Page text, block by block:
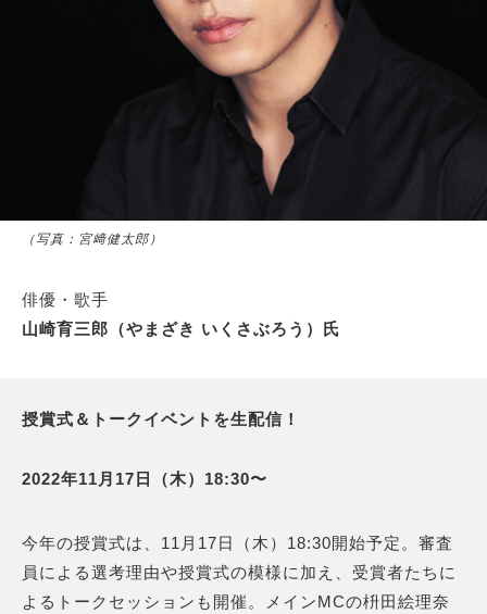
（写真：宮﨑健太郎）
俳優・歌手
山崎育三郎（やまざき いくさぶろう）氏
授賞式＆トークイベントを生配信！
2022年11月17日（木）18:30〜
今年の授賞式は、11月17日（木）18:30開始予定。審査
員による選考理由や授賞式の模様に加え、受賞者たちに
よるトークセッションも開催。メインMCの枡田絵理奈